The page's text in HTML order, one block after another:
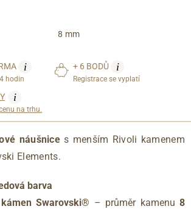
8 mm
i
hodin
+ 6 BODŮ i
Registrace se vyplatí
i
na trhu.
náušnice s menším Rivoli kamenem
Elements.
barva
Swarovski® – průměr kamenu8